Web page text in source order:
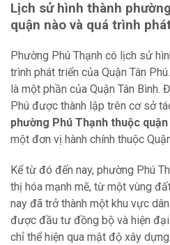
Lịch sử hình thành
quận nào và quá trình
Phường Phú Thạnh có lịch sử
trình phát triển của Quận Tân
là một phần của Quận Tân Bình.
Phú được thành lập trên cơ sở
phường Phú Thạnh thuộc quận
một đơn vị hành chính thuộc
Kể từ đó đến nay, phường Phú
thị hóa mạnh mẽ, từ một vùng
nay đã trở thành một khu vực
được đầu tư đồng bộ và hiện
chỉ thể hiện qua mật độ xây